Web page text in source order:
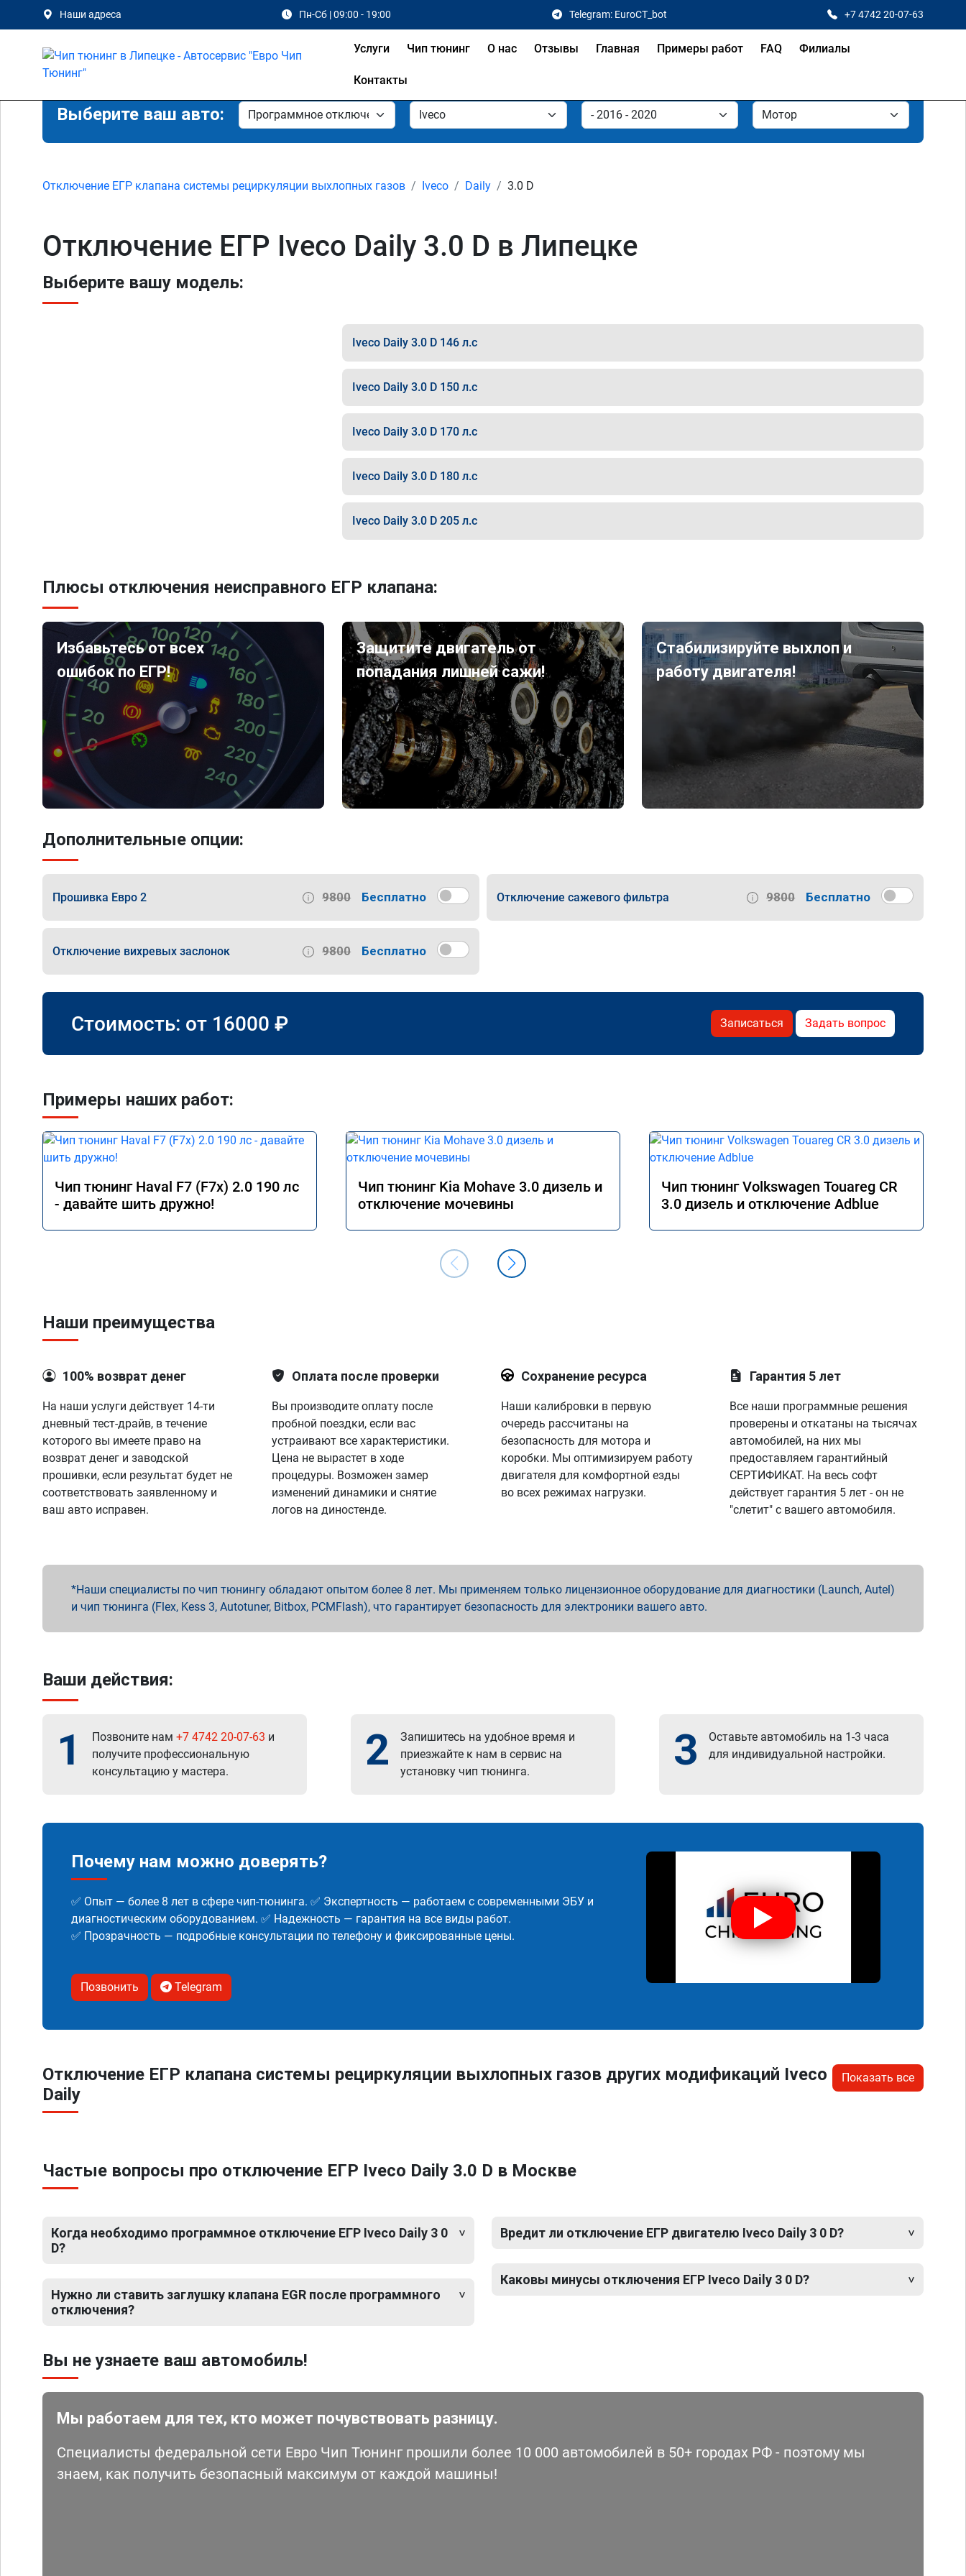
Наши адреса Пн-Сб | 09:00 - 19:00 Telegram: EuroCT_bot +7 4742 20-07-63
Услуги Чип тюнинг О нас Отзывы Главная Примеры работ FAQ Филиалы
Контакты
Выберите ваш авто:
Отключение ЕГР клапана системы рециркуляции выхлопных газов Iveco Daily 3.0 D
Отключение ЕГР Iveco Daily 3.0 D в Липецке
Выберите вашу модель:
Iveco Daily 3.0 D 146 л.с
Iveco Daily 3.0 D 150 л.с
Iveco Daily 3.0 D 170 л.с
Iveco Daily 3.0 D 180 л.с
Iveco Daily 3.0 D 205 л.с
Плюсы отключения неисправного ЕГР клапана:
Избавьтесь от всех
ошибок по ЕГР!
Защитите двигатель от
попадания лишней сажи!
Стабилизируйте выхлоп и
работу двигателя!
Дополнительные опции:
Прошивка Евро 2 9800 Бесплатно Отключение сажевого фильтра 9800 Бесплатно
Отключение вихревых заслонок 9800 Бесплатно
Стоимость: от 16000 ₽ Записаться Задать вопрос
Примеры наших работ:
Чип тюнинг Haval F7 (F7x) 2.0 190 лс
- давайте шить дружно!
Чип тюнинг Kia Mohave 3.0 дизель и
отключение мочевины
Чип тюнинг Volkswagen Touareg CR
3.0 дизель и отключение Adblue
Наши преимущества
100% возврат денег
На наши услуги действует 14-ти
дневный тест-драйв, в течение
которого вы имеете право на
возврат денег и заводской
прошивки, если результат будет не
соответствовать заявленному и
ваш авто исправен.
Оплата после проверки
Вы производите оплату после
пробной поездки, если вас
устраивают все характеристики.
Цена не вырастет в ходе
процедуры. Возможен замер
изменений динамики и снятие
логов на диностенде.
Сохранение ресурса
Наши калибровки в первую
очередь рассчитаны на
безопасность для мотора и
коробки. Мы оптимизируем работу
двигателя для комфортной езды
во всех режимах нагрузки.
Гарантия 5 лет
Все наши программные решения
проверены и откатаны на тысячах
автомобилей, на них мы
предоставляем гарантийный
СЕРТИФИКАТ. На весь софт
действует гарантия 5 лет - он не
"слетит" с вашего автомобиля.
Наши специалисты по чип тюнингу обладают опытом более 8 лет. Мы применяем только лицензионное оборудование для диагностики (Launch, Autel)
и чип тюнинга (Flex, Kess 3, Autotuner, Bitbox, PCMFlash), что гарантирует безопасность для электроники вашего авто.
Ваши действия:
1 Позвоните нам +7 4742 20-07-63 и
получите профессиональную
консультацию у мастера.
2
Запишитесь на удобное время и
приезжайте к нам в сервис на
установку чип тюнинга.
3
Оставьте автомобиль на 1-3 часа
для индивидуальной настройки.
Почему нам можно доверять?
✅ Опыт — более 8 лет в сфере чип-тюнинга. ✅ Экспертность — работаем с современными ЭБУ и
диагностическим оборудованием. ✅ Надежность — гарантия на все виды работ.
✅ Прозрачность — подробные консультации по телефону и фиксированные цены.
Позвонить Telegram
Отключение ЕГР клапана системы рециркуляции выхлопных газов других модификаций Iveco
Daily
Показать все
Частые вопросы про отключение ЕГР Iveco Daily 3.0 D в Москве
Когда необходимо программное отключение ЕГР Iveco Daily 3 0
D?
Нужно ли ставить заглушку клапана EGR после программного
отключения?
Вредит ли отключение ЕГР двигателю Iveco Daily 3 0 D?
Каковы минусы отключения ЕГР Iveco Daily 3 0 D?
Вы не узнаете ваш автомобиль!
Мы работаем для тех, кто может почувствовать разницу.
Специалисты федеральной сети Евро Чип Тюнинг прошили более 10 000 автомобилей в 50+ городах РФ - поэтому мы
знаем, как получить безопасный максимум от каждой машины!